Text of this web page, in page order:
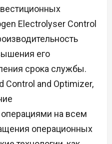
Electrolyser Control
его
срока службы.
Control and Optimizer,
на всем
операционных